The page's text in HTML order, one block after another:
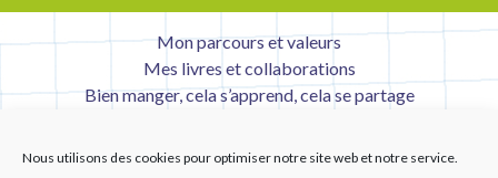
Nous utilisons des cookies pour optimiser notre site web et notre service.
Mon parcours et valeurs
Mes livres et collaborations
Bien manger, cela s’apprend, cela se partage
Mentions légales